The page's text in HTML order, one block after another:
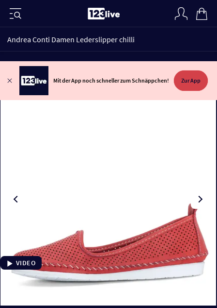
Andrea Conti Damen Lederslipper chilli
Mit der App noch schneller zum Schnäppchen! Zur App
VIDEO